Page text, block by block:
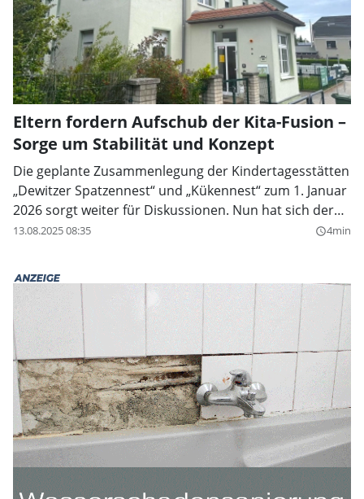
Eltern fordern Aufschub der Kita-Fusion –
Sorge um Stabilität und Konzept
Die geplante Zusammenlegung der Kindertagesstätten
„Dewitzer Spatzennest“ und „Kükennest“ zum 1. Januar
2026 sorgt weiter für Diskussionen. Nun hat sich der
Elternrat des Dewitzer Spatzennests mit einem offenen
bitten die Eltern eindringlich, die Schließung und den
Umzug ihrer Kita auf den 1. August 2026 zu
verschieben.
13.08.2025 08:35 query_builder4min